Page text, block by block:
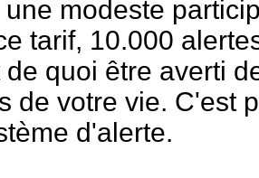
une modeste
tarif, 10.000
quoi être averti
de votre vie. C'est
d'alerte.